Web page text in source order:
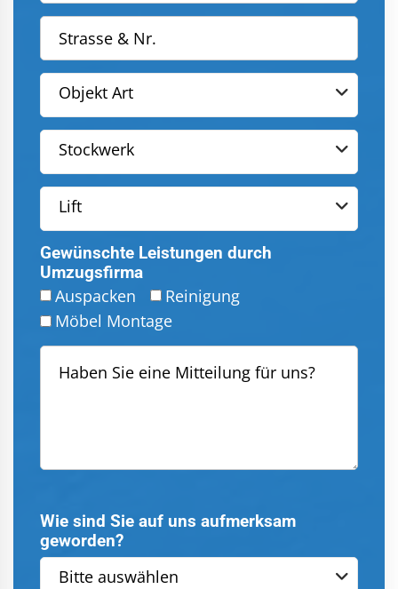
Objekt Art
Stockwerk
Lift
Gewünschte Leistungen durch
Umzugsfirma
Auspacken
Reinigung
Möbel Montage
Wie sind Sie auf uns aufmerksam
geworden?
Bitte auswählen